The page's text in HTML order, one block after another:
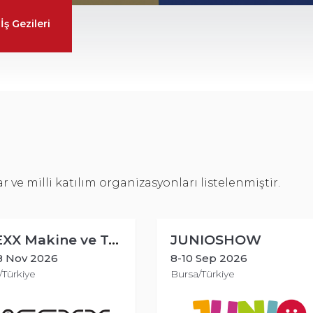
İş Gezileri
ve milli katılım organizasyonları listelenmiştir.
JUNIOSHOW
8-10 Sep 2026
Bursa/Türkiye
14-18 Jul 2024
New York/ABD